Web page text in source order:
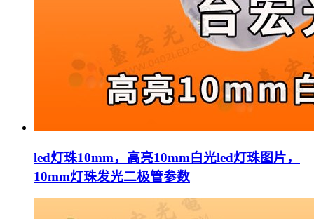
led灯珠10mm，高亮10mm白光led灯珠图片，
10mm灯珠发光二极管参数